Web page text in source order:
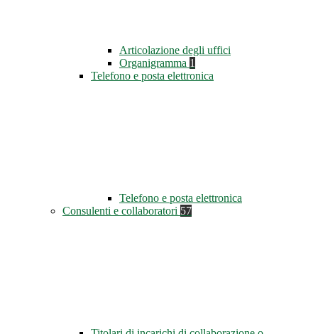
Articolazione degli uffici
Organigramma 1
Telefono e posta elettronica
Telefono e posta elettronica
Consulenti e collaboratori 57